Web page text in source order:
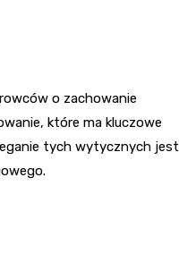
o zachowanie
które ma kluczowe
tych wytycznych jest